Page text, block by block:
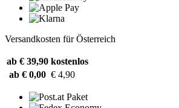
Versandkosten für Österreich
ab € 39,90 kostenlos
ab € 0,00 € 4,90